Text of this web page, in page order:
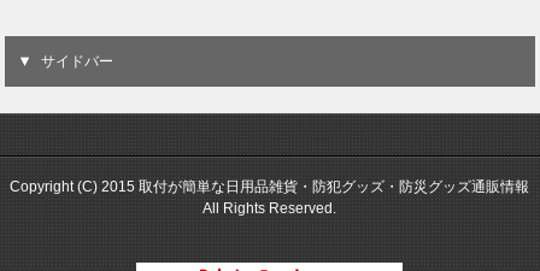
サイドバー
Copyright (C) 2015 取付が簡単な日用品雑貨・防犯グッズ・防災グッズ通販情報
All Rights Reserved.